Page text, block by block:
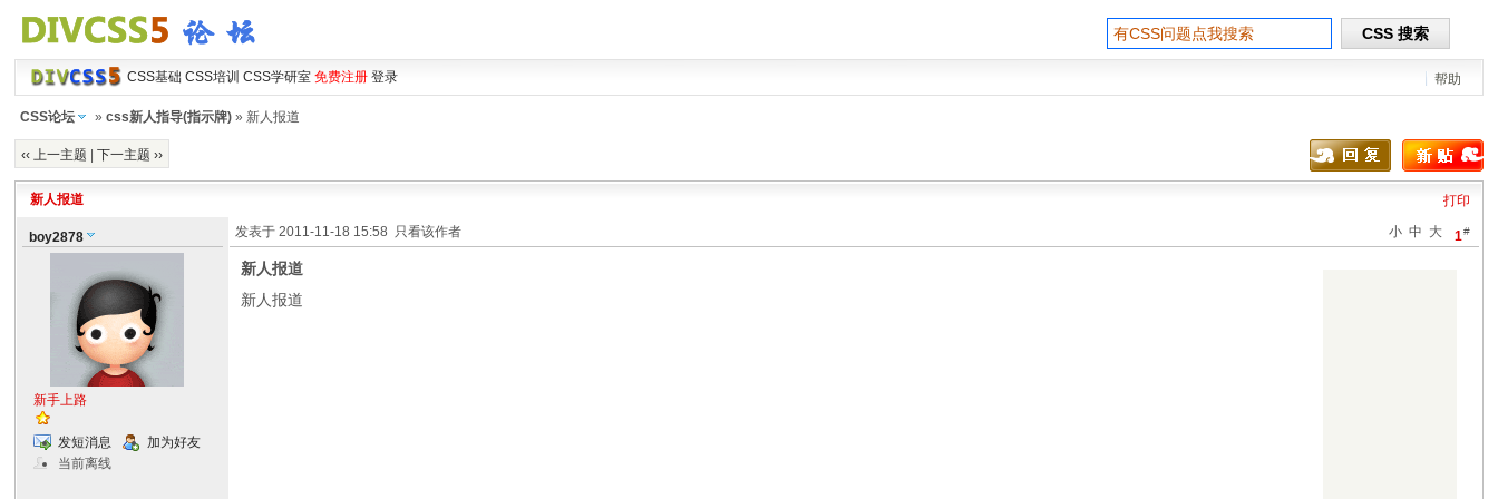
CSS基础 CSS培训 CSS学研室 免费注册 登录 帮助
CSS论坛 »css新人指导(指示牌) » 新人报道
‹‹ 上一主题 |下一主题 ››
打印
新人报道
boy2878
新手上路
发短消息
加为好友
当前离线
1#
大
中
小
发表于 2011-11-18 15:58 只看该作者
新人报道
新人报道